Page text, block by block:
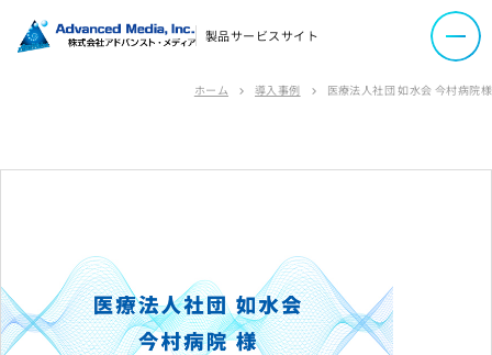
サイトマップ
メールマガジン
製品サービスサイト
ホーム chevron_right 導入事例 chevron_right 医療法人社団 如水会 今村病院様